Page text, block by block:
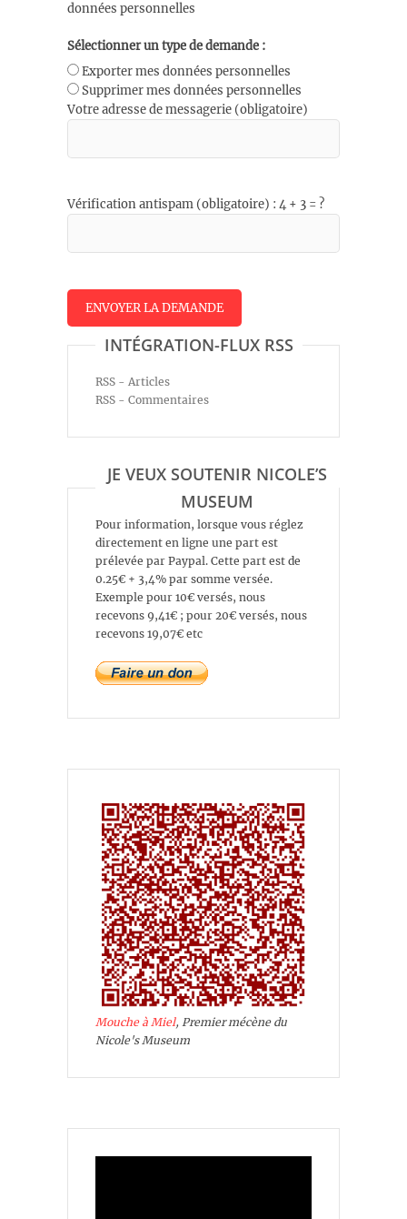
données personnelles
Sélectionner un type de demande :
Exporter mes données personnelles
Supprimer mes données personnelles
Votre adresse de messagerie (obligatoire)
Vérification antispam (obligatoire) : 4 + 3 = ?
INTÉGRATION-FLUX RSS
RSS - Articles
RSS - Commentaires
JE VEUX SOUTENIR NICOLE’S
MUSEUM
Pour information, lorsque vous réglez
directement en ligne une part est
prélevée par Paypal. Cette part est de
0.25€ + 3,4% par somme versée.
Exemple pour 10€ versés, nous
recevons 9,41€ ; pour 20€ versés, nous
recevons 19,07€ etc
Mouche à Miel, Premier mécène du
Nicole's Museum